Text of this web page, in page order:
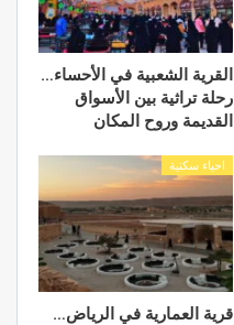
القرية الشعبية في الأحساء…
رحلة تراثية بين الأسواق
القديمة وروح المكان
احياء سكنية
قرية العمارية في الرياض…